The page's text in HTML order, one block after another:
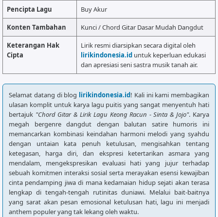
Pencipta Lagu Buy Akur
Konten Tambahan Kunci / Chord Gitar Dasar Mudah Dangdut
Keterangan Hak
Cipta
Lirik resmi diarsipkan secara digital oleh
lirikindonesia.id untuk keperluan edukasi
dan apresiasi seni sastra musik tanah air.
Selamat datang di blog lirikindonesia.id! Kali ini kami membagikan
ulasan komplit untuk karya lagu puitis yang sangat menyentuh hati
bertajuk "Chord Gitar & Lirik Lagu Keong Racun - Sinta & Jojo". Karya
megah bergenre dangdut dengan balutan satire humoris ini
memancarkan kombinasi keindahan harmoni melodi yang syahdu
dengan untaian kata penuh ketulusan, mengisahkan tentang
ketegasan, harga diri, dan ekspresi ketertarikan asmara yang
mendalam, mengekspresikan evaluasi hati yang jujur terhadap
sebuah komitmen interaksi sosial serta merayakan esensi kewajiban
cinta pendamping jiwa di mana kedamaian hidup sejati akan terasa
lengkap di tengah-tengah rutinitas duniawi. Melalui bait-baitnya
yang sarat akan pesan emosional ketulusan hati, lagu ini menjadi
anthem populer yang tak lekang oleh waktu.